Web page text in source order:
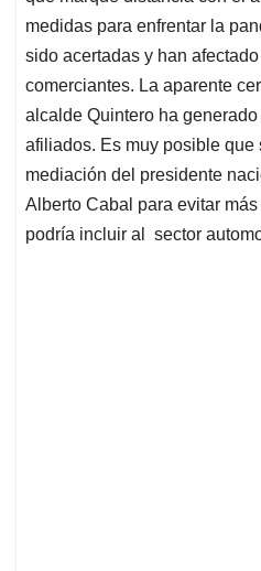
medidas para enfrentar la
sido acertadas y han
comerciantes. La aparente
alcalde Quintero ha
afiliados. Es muy posible que
mediación del presidente
Alberto Cabal para evitar
podría incluir al sector